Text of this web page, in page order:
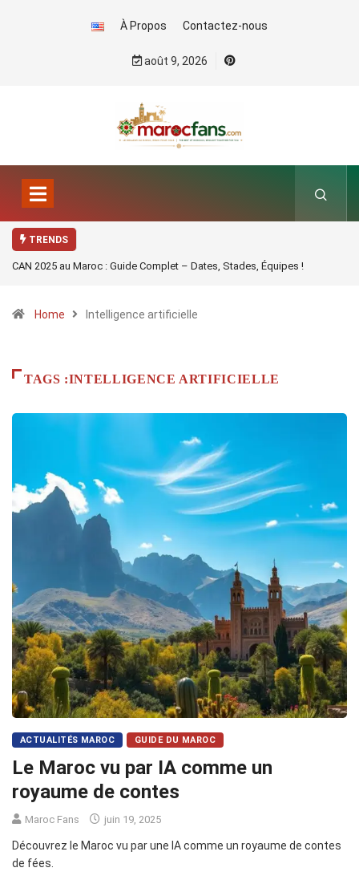
À Propos Contactez-nous
août 9, 2026
TRENDS
CAN 2025 au Maroc : Guide Complet – Dates, Stades, Équipes !
Home Intelligence artificielle
TAGS :INTELLIGENCE ARTIFICIELLE
ACTUALITÉS MAROC GUIDE DU MAROC
Le Maroc vu par IA comme un
royaume de contes
Maroc Fans juin 19, 2025
Découvrez le Maroc vu par une IA comme un royaume de contes
de fées.